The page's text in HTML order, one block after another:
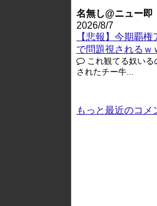
名無し@ニュー即
2026/8/7
【悲報】今期覇
で問題視されるｗ
これ観てる奴い
されたチー牛...
もっと最近のコメ